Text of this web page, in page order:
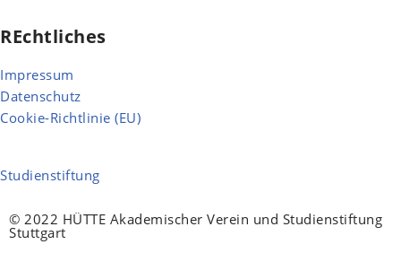
REchtliches
Impressum
Datenschutz
Cookie-Richtlinie (EU)
Studienstiftung
© 2022 HÜTTE Akademischer Verein und Studienstiftung
Stuttgart